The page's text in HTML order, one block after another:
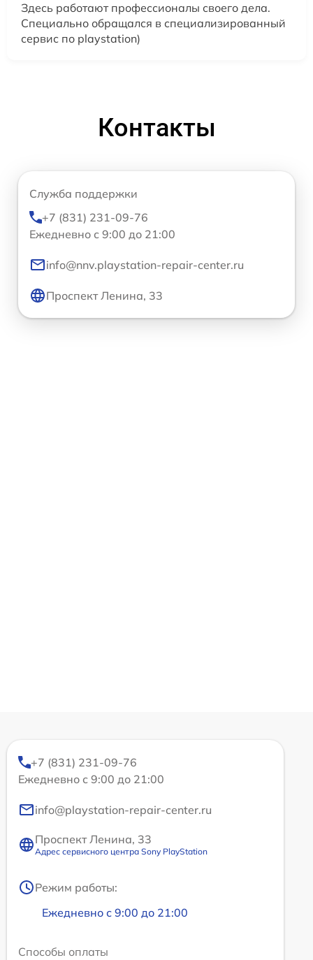
Здесь работают профессионалы своего дела.
Специально обращался в специализированный
сервис по playstation)
Контакты
Служба поддержки
+7 (831) 231-09-76
Ежедневно с 9:00 до 21:00
info@nnv.playstation-repair-center.ru
Проспект Ленина, 33
+7 (831) 231-09-76
Ежедневно с 9:00 до 21:00
info@playstation-repair-center.ru
Проспект Ленина, 33
Адрес сервисного центра Sony PlayStation
Режим работы:
Ежедневно с 9:00 до 21:00
Способы оплаты